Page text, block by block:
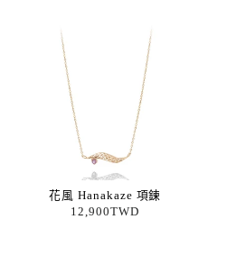
花風 Hanakaze 項鍊
12,900TWD